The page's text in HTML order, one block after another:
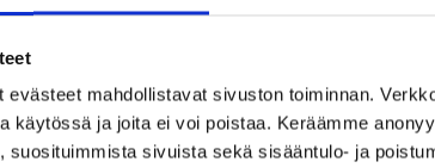
evästeet mahdollistavat sivuston toiminnan.
käytössä ja joita ei voi poistaa. Keräämme
suosituimmista sivuista sekä sisääntulo- ja
jossa käsiteltiin länsimaisen journalismin eettisiä
laskeutui hiljaisuus.
ohjeidenkautta. Mukana oli esimerkkejä muun